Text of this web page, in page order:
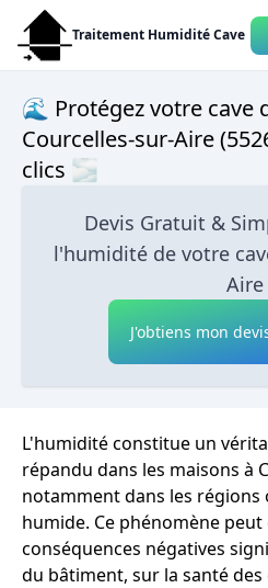
Traitement Humidité Cave
🌊 Protégez votre cave
Courcelles-sur-Aire
clics 🌫
Devis Gratuit &
l'humidité de votre
Aire
J'obtiens mon
L'humidité constitue un
répandu dans les maisons à
notamment dans les
humide. Ce phénomène peut
conséquences négatives
du bâtiment, sur la santé